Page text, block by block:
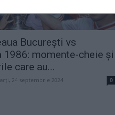
București vs
1986: momente-cheie și
care au...
24 septembrie 2024 0